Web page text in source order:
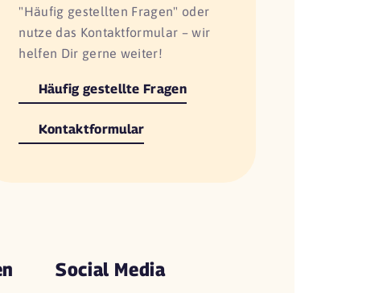
"Häufig gestellten Fragen" oder
nutze das Kontaktformular – wir
helfen Dir gerne weiter!
Häufig gestellte Fragen
Kontaktformular
Social Media